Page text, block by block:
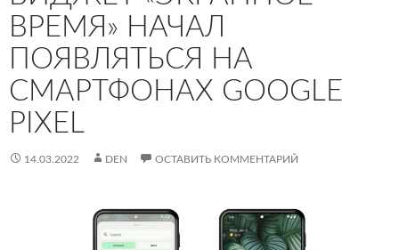
ВРЕМЯ» НАЧАЛ
ПОЯВЛЯТЬСЯ НА
СМАРТФОНАХ GOOGLE
PIXEL
14.03.2022 DEN ОСТАВИТЬ КОММЕНТАРИЙ